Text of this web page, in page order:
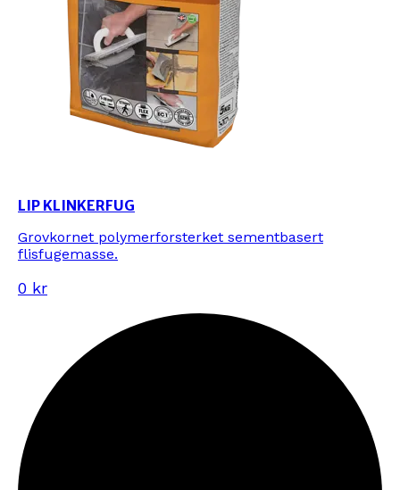
LIP KLINKERFUG
Grovkornet polymerforsterket sementbasert
flisfugemasse.
0 kr